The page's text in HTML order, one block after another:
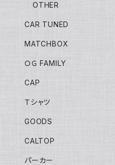
OTHER
CAR TUNED
MATCHBOX
ＯＧ FAMILY
CAP
Ｔシャツ
GOODS
CALTOP
パーカー